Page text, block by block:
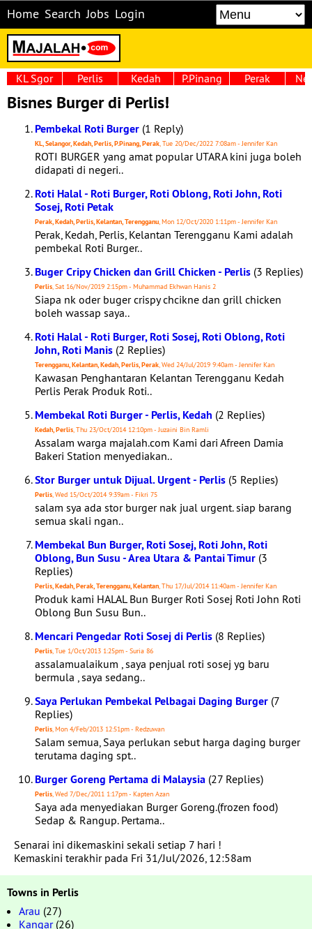
Home Search Jobs Login
KL Sgor Perlis Kedah P.Pinang Perak
Bisnes Burger di Perlis!
Pembekal Roti Burger (1 Reply)
KL, Selangor, Kedah, Perlis, P.Pinang, Perak, Tue 20/Dec/2022 7:08am - Jennifer Kan
ROTI BURGER yang amat popular UTARA kini juga boleh
didapati di negeri..
Roti Halal - Roti Burger, Roti Oblong, Roti John, Roti
Sosej, Roti Petak
Perak, Kedah, Perlis, Kelantan, Terengganu, Mon 12/Oct/2020 1:11pm - Jennifer Kan
Perak, Kedah, Perlis, Kelantan Terengganu Kami adalah
pembekal Roti Burger..
Buger Cripy Chicken dan Grill Chicken - Perlis (3 Replies)
Perlis, Sat 16/Nov/2019 2:15pm - Muhammad Ekhwan Hanis 2
Siapa nk oder buger crispy chcikne dan grill chicken
boleh wassap saya..
Roti Halal - Roti Burger, Roti Sosej, Roti Oblong, Roti
John, Roti Manis (2 Replies)
Terengganu, Kelantan, Kedah, Perlis, Perak, Wed 24/Jul/2019 9:40am - Jennifer Kan
Kawasan Penghantaran Kelantan Terengganu Kedah
Perlis Perak Produk Roti..
Membekal Roti Burger - Perlis, Kedah (2 Replies)
Kedah, Perlis, Thu 23/Oct/2014 12:10pm - Juzaini Bin Ramli
Assalam warga majalah.com Kami dari Afreen Damia
Bakeri Station menyediakan..
Stor Burger untuk Dijual. Urgent - Perlis (5 Replies)
Perlis, Wed 15/Oct/2014 9:39am - Fikri 75
salam sya ada stor burger nak jual urgent. siap barang
semua skali ngan..
Membekal Bun Burger, Roti Sosej, Roti John, Roti
Oblong, Bun Susu - Area Utara & Pantai Timur (3
Replies)
Perlis, Kedah, Perak, Terengganu, Kelantan, Thu 17/Jul/2014 11:40am - Jennifer Kan
Produk kami HALAL Bun Burger Roti Sosej Roti John Roti
Oblong Bun Susu Bun..
Mencari Pengedar Roti Sosej di Perlis (8 Replies)
Perlis, Tue 1/Oct/2013 1:25pm - Suria 86
assalamualaikum , saya penjual roti sosej yg baru
bermula , saya sedang..
Saya Perlukan Pembekal Pelbagai Daging Burger (7
Replies)
Perlis, Mon 4/Feb/2013 12:51pm - Redzuwan
Salam semua, Saya perlukan sebut harga daging burger
terutama daging spt..
Burger Goreng Pertama di Malaysia (27 Replies)
Perlis, Wed 7/Dec/2011 1:17pm - Kapten Azan
Saya ada menyediakan Burger Goreng.(frozen food)
Sedap & Rangup. Pertama..
Senarai ini dikemaskini sekali setiap 7 hari !
Kemaskini terakhir pada Fri 31/Jul/2026, 12:58am
Towns in Perlis
Arau (27)
Kangar(26)